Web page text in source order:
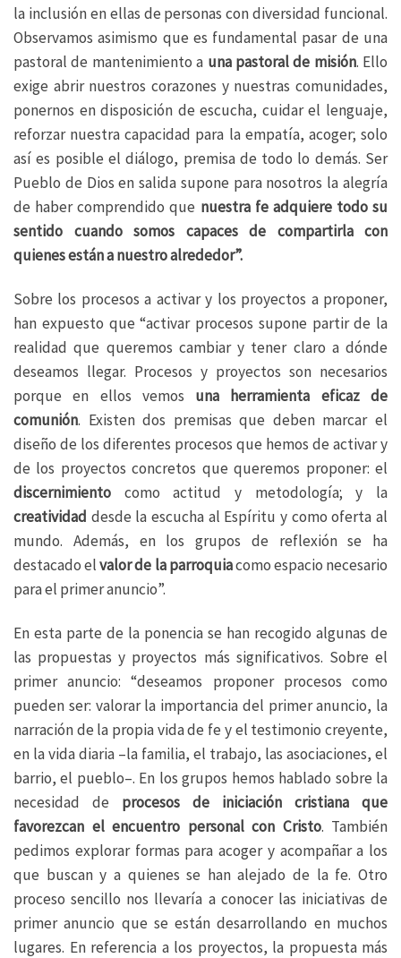
la inclusión en ellas de personas con diversidad funcional.
Observamos asimismo que es fundamental pasar de una
pastoral de mantenimiento a una pastoral de misión. Ello
exige abrir nuestros corazones y nuestras comunidades,
ponernos en disposición de escucha, cuidar el lenguaje,
reforzar nuestra capacidad para la empatía, acoger; solo
así es posible el diálogo, premisa de todo lo demás. Ser
Pueblo de Dios en salida supone para nosotros la alegría
de haber comprendido que nuestra fe adquiere todo su
sentido cuando somos capaces de compartirla con
quienes están a nuestro alrededor”.
Sobre los procesos a activar y los proyectos a proponer,
han expuesto que “activar procesos supone partir de la
realidad que queremos cambiar y tener claro a dónde
deseamos llegar. Procesos y proyectos son necesarios
porque en ellos vemos una herramienta eficaz de
comunión. Existen dos premisas que deben marcar el
diseño de los diferentes procesos que hemos de activar y
de los proyectos concretos que queremos proponer: el
discernimiento como actitud y metodología; y la
creatividad desde la escucha al Espíritu y como oferta al
mundo. Además, en los grupos de reflexión se ha
destacado elvalor de la parroquiacomo espacio necesario
para el primer anuncio”.
En esta parte de la ponencia se han recogido algunas de
las propuestas y proyectos más significativos. Sobre el
primer anuncio: “deseamos proponer procesos como
pueden ser: valorar la importancia del primer anuncio, la
narración de la propia vida de fe y el testimonio creyente,
en la vida diaria –la familia, el trabajo, las asociaciones, el
barrio, el pueblo–. En los grupos hemos hablado sobre la
necesidad de procesos de iniciación cristiana que
favorezcan el encuentro personal con Cristo. También
pedimos explorar formas para acoger y acompañar a los
que buscan y a quienes se han alejado de la fe. Otro
proceso sencillo nos llevaría a conocer las iniciativas de
primer anuncio que se están desarrollando en muchos
lugares. En referencia a los proyectos, la propuesta más